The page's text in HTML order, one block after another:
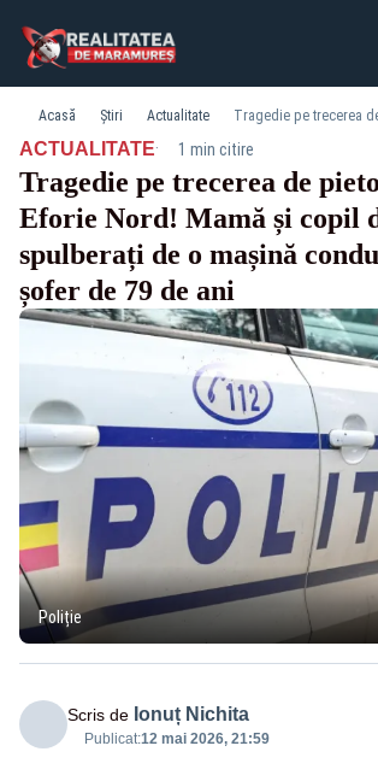
Acasă Știri Actualitate
ACTUALITATE· 1 min citire
Tragedie pe trecerea de
Eforie Nord! Mamă și copil
spulberați de o mașină
șofer de 79 de ani
Poliție
Scris de Ionuț Nichita
Publicat:12 mai 2026, 21:59